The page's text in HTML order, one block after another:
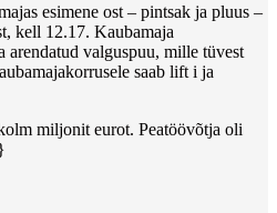
esimene ost – pintsak ja pluus –
kell 12.17. Kaubamaja
arendatud valguspuu, mille tüvest
saab lift i ja
miljonit eurot. Peatöövõtja oli